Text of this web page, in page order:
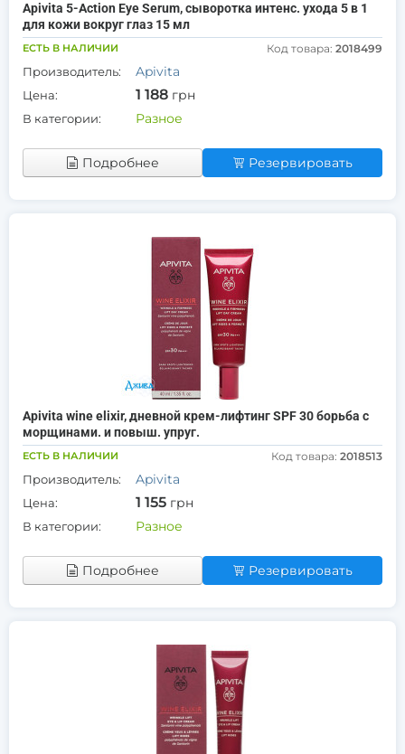
Apivita 5-Action Eye Serum, сыворотка интенс. ухода 5 в 1
для кожи вокруг глаз 15 мл
ЕСТЬ В НАЛИЧИИ Код товара: 2018499
Производитель: Apivita
Цена: 1 188 грн
В категории: Разное
Подробнее Резервировать
Apivita wine elixir, дневной крем-лифтинг SPF 30 борьба с
морщинами. и повыш. упруг.
ЕСТЬ В НАЛИЧИИ Код товара: 2018513
Производитель: Apivita
Цена: 1 155 грн
В категории: Разное
Подробнее Резервировать